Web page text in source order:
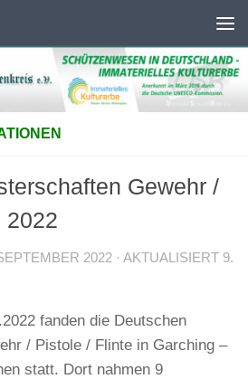
Gewehr /
2022
2022 · AKTUALISIERT 9.
fanden die Deutschen
/ Pistole / Flinte in Garching –
statt. Dort nahmen 9